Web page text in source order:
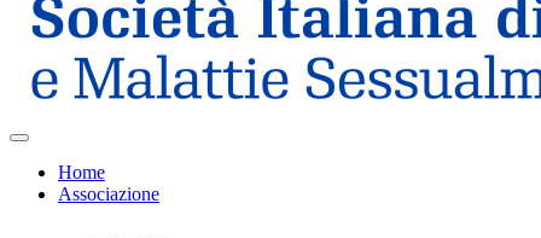
Home
Associazione